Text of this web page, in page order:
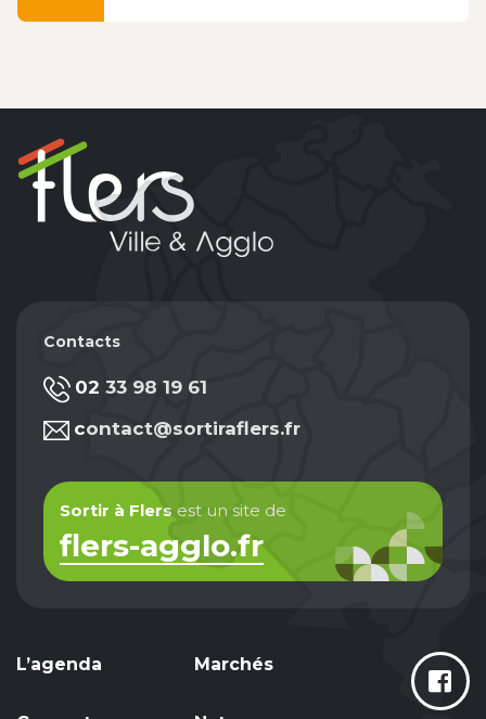
Contacts
02 33 98 19 61
contact@sortiraflers.fr
Sortir à Flers est un site de
flers-agglo.fr
L’agenda Marchés